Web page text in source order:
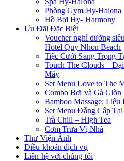
Phòng Gym Hy-Halona
Hồ Bơi Hy- Harmony
Ưu Đãi Đặc Biệt
Voucher nghỉ dưỡng
Hotel Quy Nhon Beach
Tiệc Cưới Sang Trọng
Touch The Clouds –
Mây
Set Menu Love to The
Combo Bơi và Gà Giòn
Bamboo Massage:
Set Menu Đẳng Cấp
Trà Chill – High Tea
Cơm Trưa Vị Nhà
Thư Viện Ảnh
Điều khoản dịch vụ
Liên hệ với chúng tôi